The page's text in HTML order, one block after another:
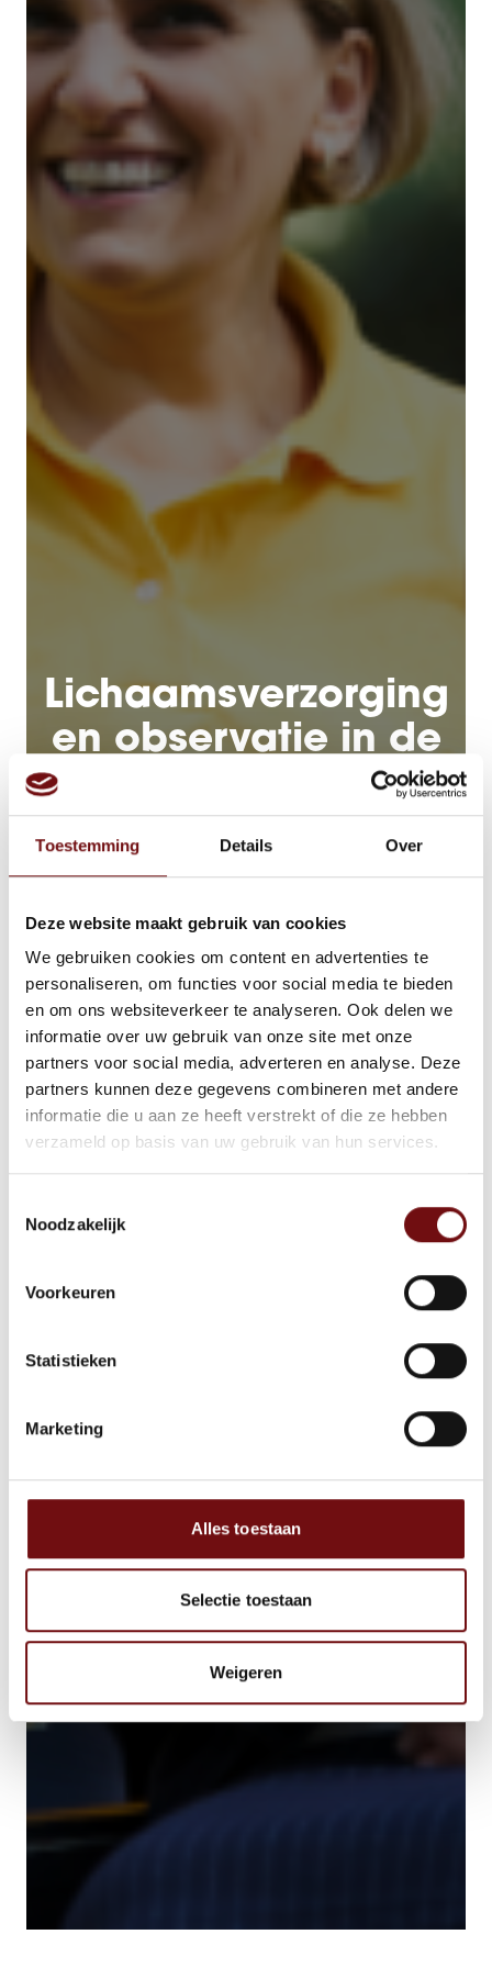
Toestemming Details Over
Deze website maakt gebruik van cookies
We gebruiken cookies om content en advertenties te
personaliseren, om functies voor social media te bieden
en om ons websiteverkeer te analyseren. Ook delen we
informatie over uw gebruik van onze site met onze
partners voor social media, adverteren en analyse. Deze
partners kunnen deze gegevens combineren met andere
informatie die u aan ze heeft verstrekt of die ze hebben
verzameld op basis van uw gebruik van hun services.
Noodzakelijk
Voorkeuren
Statistieken
Marketing
Alles toestaan
Selectie toestaan
Weigeren
Lichaamsverzorging
en observatie in de
ouderenzorg